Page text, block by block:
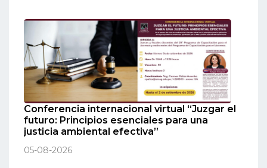
Conferencia internacional virtual “Juzgar el
futuro: Principios esenciales para una
justicia ambiental efectiva”
05-08-2026